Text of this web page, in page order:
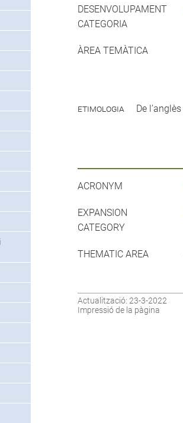
DESENVOLUPAMENT
CATEGORIA
ÀREA TEMÀTICA
etimologia De l’anglès
ACRONYM
EXPANSION
CATEGORY
THEMATIC AREA
Actualització: 23-3-2022
Impressió de la pàgina